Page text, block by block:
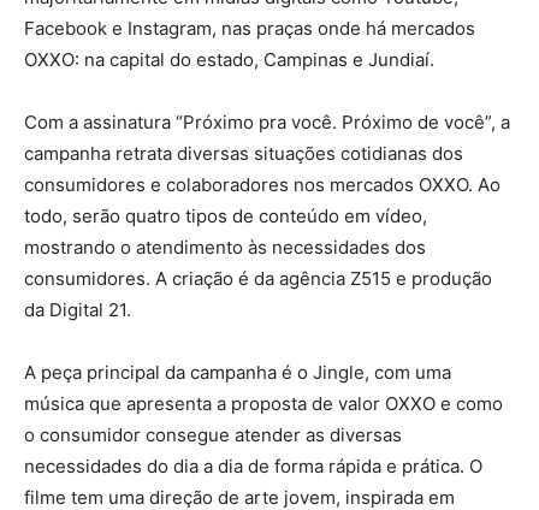
Facebook e Instagram, nas praças onde há mercados
OXXO: na capital do estado, Campinas e Jundiaí.
Com a assinatura “Próximo pra você. Próximo de você”, a
campanha retrata diversas situações cotidianas dos
consumidores e colaboradores nos mercados OXXO. Ao
todo, serão quatro tipos de conteúdo em vídeo,
mostrando o atendimento às necessidades dos
consumidores. A criação é da agência Z515 e produção
da Digital 21.
A peça principal da campanha é o Jingle, com uma
música que apresenta a proposta de valor OXXO e como
o consumidor consegue atender as diversas
necessidades do dia a dia de forma rápida e prática. O
filme tem uma direção de arte jovem, inspirada em